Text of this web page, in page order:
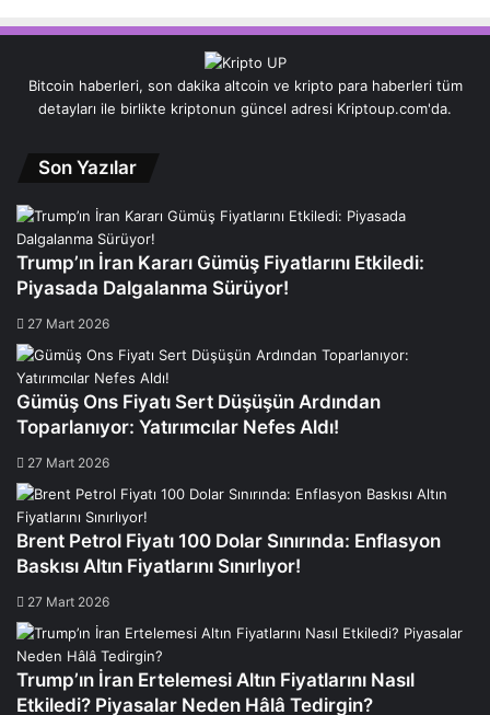
Bitcoin haberleri, son dakika altcoin ve kripto para haberleri tüm
detayları ile birlikte kriptonun güncel adresi Kriptoup.com'da.
Son Yazılar
Trump’ın İran Kararı Gümüş Fiyatlarını Etkiledi:
Piyasada Dalgalanma Sürüyor!
27 Mart 2026
Gümüş Ons Fiyatı Sert Düşüşün Ardından
Toparlanıyor: Yatırımcılar Nefes Aldı!
27 Mart 2026
Brent Petrol Fiyatı 100 Dolar Sınırında: Enflasyon
Baskısı Altın Fiyatlarını Sınırlıyor!
27 Mart 2026
Trump’ın İran Ertelemesi Altın Fiyatlarını Nasıl
Etkiledi? Piyasalar Neden Hâlâ Tedirgin?